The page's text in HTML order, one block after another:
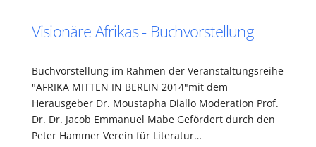
Visionäre Afrikas - Buchvorstellung
Buchvorstellung im Rahmen der Veranstaltungsreihe
"AFRIKA MITTEN IN BERLIN 2014"mit dem
Herausgeber Dr. Moustapha Diallo Moderation Prof.
Dr. Dr. Jacob Emmanuel Mabe Gefördert durch den
Peter Hammer Verein für Literatur…